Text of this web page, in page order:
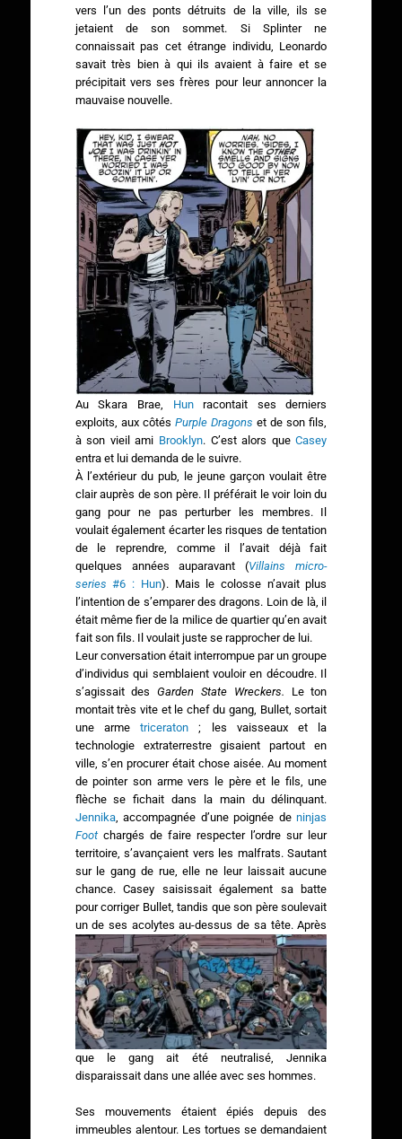
vers l’un des ponts détruits de la ville, ils se
jetaient de son sommet. Si Splinter ne
connaissait pas cet étrange individu, Leonardo
savait très bien à qui ils avaient à faire et se
précipitait vers ses frères pour leur annoncer la
mauvaise nouvelle.
Au Skara Brae, Hunracontait ses derniers
exploits, aux côtés Purple Dragons et de son fils,
à son vieil ami Brooklyn. C’est alors queCasey
entra et lui demanda de le suivre.
À l’extérieur du pub, le jeune garçon voulait être
clair auprès de son père. Il préférait le voir loin du
gang pour ne pas perturber les membres. Il
voulait également écarter les risques de tentation
de le reprendre, comme il l’avait déjà fait
quelques années auparavant (Villains micro-
series#6 : Hun). Mais le colosse n’avait plus
l’intention de s’emparer des dragons. Loin de là, il
était même fier de la milice de quartier qu’en avait
fait son fils. Il voulait juste se rapprocher de lui.
Leur conversation était interrompue par un groupe
d’individus qui semblaient vouloir en découdre. Il
s’agissait desGarden State Wreckers. Le ton
montait très vite et le chef du gang, Bullet, sortait
une armetriceraton ; les vaisseaux et la
technologie extraterrestre gisaient partout en
ville, s’en procurer était chose aisée. Au moment
de pointer son arme vers le père et le fils, une
flèche se fichait dans la main du délinquant.
Jennika, accompagnée d’une poignée deninjas
Footchargés de faire respecter l’ordre sur leur
territoire, s’avançaient vers les malfrats. Sautant
sur le gang de rue, elle ne leur laissait aucune
chance. Casey saisissait également sa batte
pour corriger Bullet, tandis que son père soulevait
un de ses acolytes au-dessus de sa tête.Après
que le gang ait été neutralisé, Jennika
disparaissait dans une allée avec ses hommes.
Ses mouvements étaient épiés depuis des
immeubles alentour. Les tortues se demandaient